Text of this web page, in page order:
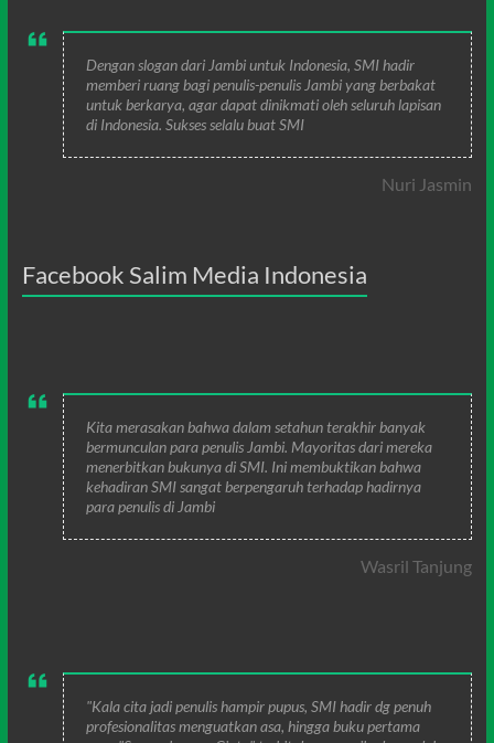
Dengan slogan dari Jambi untuk Indonesia, SMI hadir
memberi ruang bagi penulis-penulis Jambi yang berbakat
untuk berkarya, agar dapat dinikmati oleh seluruh lapisan
di Indonesia. Sukses selalu buat SMI
Nuri Jasmin
Facebook Salim Media Indonesia
Kita merasakan bahwa dalam setahun terakhir banyak
bermunculan para penulis Jambi. Mayoritas dari mereka
menerbitkan bukunya di SMI. Ini membuktikan bahwa
kehadiran SMI sangat berpengaruh terhadap hadirnya
para penulis di Jambi
Wasril Tanjung
"Kala cita jadi penulis hampir pupus, SMI hadir dg penuh
profesionalitas menguatkan asa, hingga buku pertama